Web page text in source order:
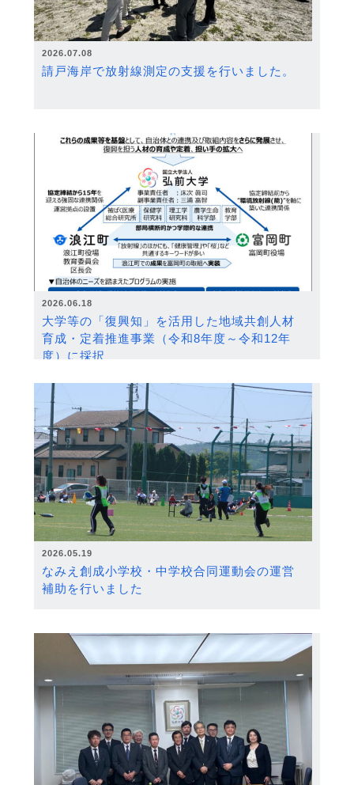
2026.07.08
請戸海岸で放射線測定の支援を行いました。
2026.06.18
大学等の「復興知」を活用した地域共創人材
育成・定着推進事業（令和8年度～令和12年
度）に採択
2026.05.19
なみえ創成小学校・中学校合同運動会の運営
補助を行いました